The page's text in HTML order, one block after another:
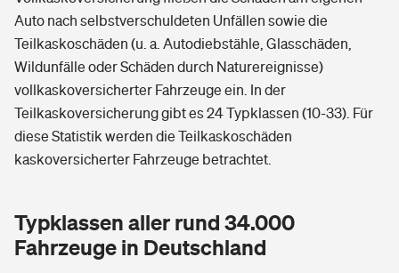
Auto nach selbstverschuldeten Unfällen sowie die
Teilkaskoschäden (u. a. Autodiebstähle, Glasschäden,
Wildunfälle oder Schäden durch Naturereignisse)
vollkaskoversicherter Fahrzeuge ein. In der
Teilkaskoversicherung gibt es 24 Typklassen (10-33). Für
diese Statistik werden die Teilkaskoschäden
kaskoversicherter Fahrzeuge betrachtet.
Typklassen aller rund 34.000
Fahrzeuge in Deutschland